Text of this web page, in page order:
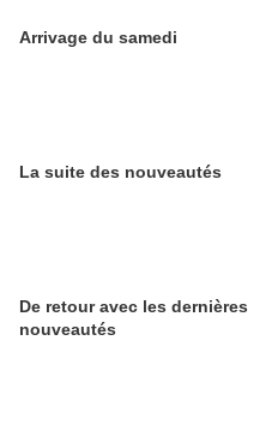
Arrivage du samedi
La suite des nouveautés
De retour avec les dernières
nouveautés